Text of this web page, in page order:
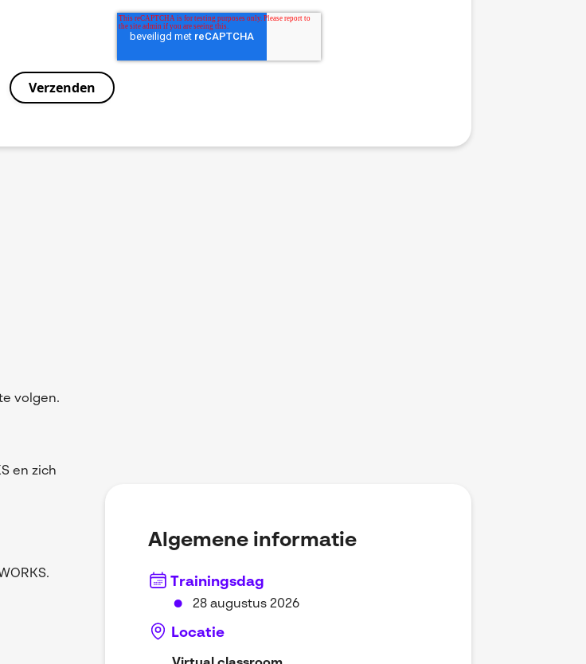
volgen.
en zich
Algemene informatie
Trainingsdag
28 augustus 2026
Locatie